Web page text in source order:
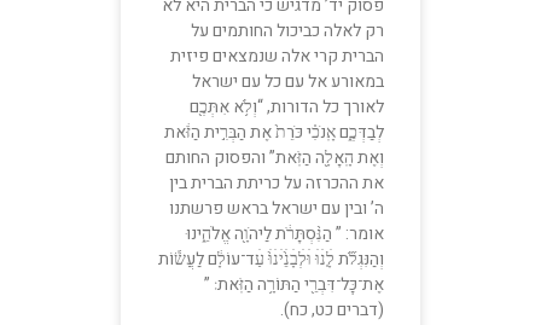
פסוק יד’ מדגיש כי הברית היא לא
רק לאלה כביכול החותמים על
הברית קרי אלה שנמצאים פיזית
במאורע אל עם כל עם ישראל
לאורך כל הדורות, “וְלֹ֥א אִתְּכֶ֖ם
לְבַדְּכֶ֑ם אָֽנֹכִ֗י כֹּרֵת֙ אֶת הַבְּרִ֣ית הַזֹּ֔את
וְאֶת הָֽאָלָ֖ה הַזֹּֽאת” והפסוק החותם
את ההכרזה על כריתת הברית בין
ה’ ובין עם ישראל בראש פרשתנו
אומר: ” הַנִּ֨סְתָּרֹ֔ת לַיהֹוָ֖ה אֱלֹהֵ֑ינוּ
וְהַנִּגְלֹ֞ת לָ֤ׄנׄוּׄ וּׄלְׄבָׄנֵ֙ׄיׄנׄוּ֙ׄ עַׄד־עוֹלָ֔ם לַעֲשׂ֕וֹת
אֶת־כׇּל־דִּבְרֵ֖י הַתּוֹרָ֥ה הַזֹּֽאת׃ ”
(דברים כט, כח).